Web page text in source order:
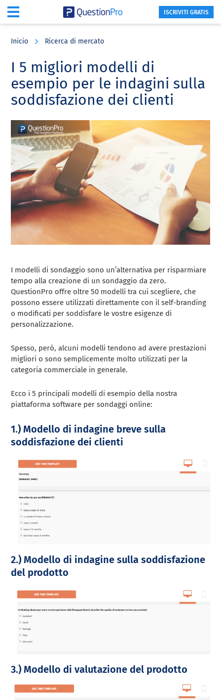
content
sidebar
ISCRIVITI GRATIS
Inicio Ricerca di mercato
I 5 migliori modelli di
esempio per le indagini sulla
soddisfazione dei clienti
I modelli di sondaggio sono un’alternativa per risparmiare
tempo alla creazione di un sondaggio da zero.
QuestionPro offre oltre 50 modelli tra cui scegliere, che
possono essere utilizzati direttamente con il self-branding
o modificati per soddisfare le vostre esigenze di
personalizzazione.
Spesso, però, alcuni modelli tendono ad avere prestazioni
migliori o sono semplicemente molto utilizzati per la
categoria commerciale in generale.
Ecco i 5 principali modelli di esempio della nostra
piattaforma software per sondaggi online:
1.) Modello di indagine breve sulla
soddisfazione dei clienti
2.) Modello di indagine sulla soddisfazione
del prodotto
3.) Modello di valutazione del prodotto